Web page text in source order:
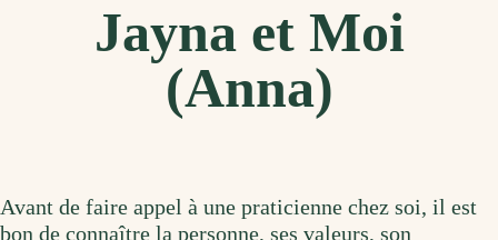
Jayna et Moi
(Anna)
Avant de faire appel à une praticienne chez soi, il est
bon de connaître la personne, ses valeurs, son